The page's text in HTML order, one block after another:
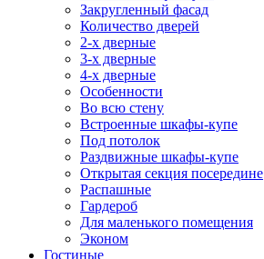
Закругленный фасад
Количество дверей
2-х дверные
3-х дверные
4-х дверные
Особенности
Во всю стену
Встроенные шкафы-купе
Под потолок
Раздвижные шкафы-купе
Открытая секция посередине
Распашные
Гардероб
Для маленького помещения
Эконом
Гостиные